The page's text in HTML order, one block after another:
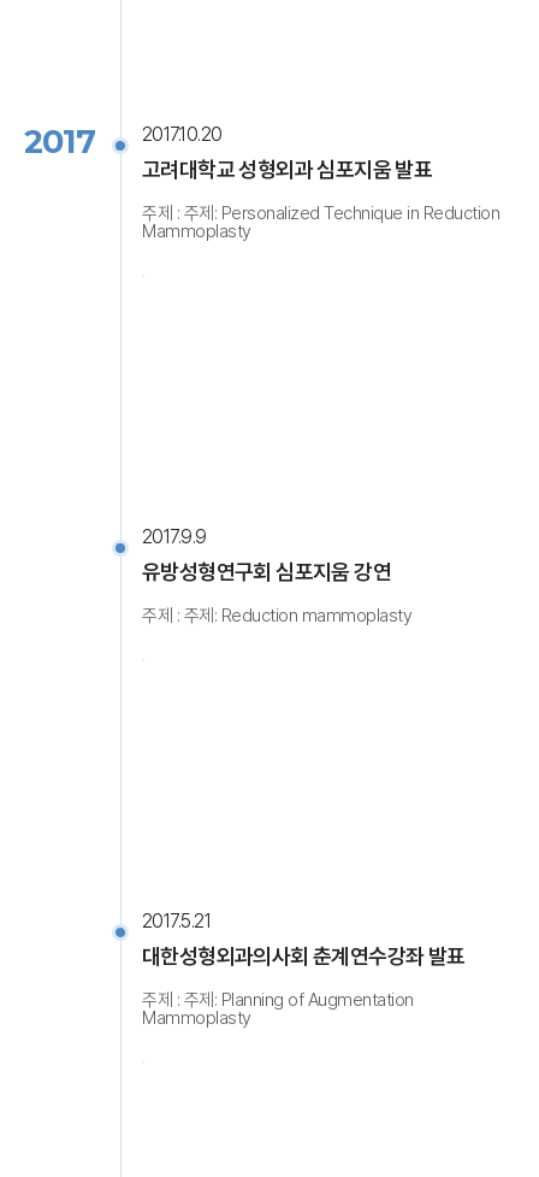
2017 2017.10.20
고려대학교 성형외과 심포지움 발표
주제 : 주제: Personalized Technique in Reduction
Mammoplasty
2017.9.9
유방성형연구회 심포지움 강연
주제 : 주제: Reduction mammoplasty
2017.5.21
대한성형외과의사회 춘계연수강좌 발표
주제 : 주제: Planning of Augmentation
Mammoplasty